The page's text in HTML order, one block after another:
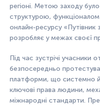
регіоні. Метою заходу
структурою,
онлайн-ресурсу
розробляє у межах своєї
Під час зустрічі учасники
безпосередньо
платформи, що системно
ключові права людини,
міжнародні стандарти.